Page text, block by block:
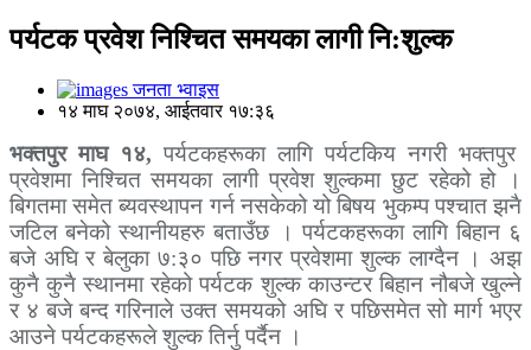
पर्यटक प्रवेश निश्चित समयका लागी नि:शुल्क
जनता भ्वाइस
१४ माघ २०७४, आईतवार १७:३६
भक्तपुर माघ १४, पर्यटकहरूका लागि पर्यटकिय नगरी भक्तपुर
प्रवेशमा निश्चित समयका लागी प्रवेश शुल्कमा छुट रहेको हो ।
बिगतमा समेत ब्यवस्थापन गर्न नसकेको यो बिषय भुकम्प पश्चात झनै
जटिल बनेको स्थानीयहरु बताउँछ । पर्यटकहरूका लागि बिहान ६
बजे अघि र बेलुका ७:३० पछि नगर प्रवेशमा शुल्क लाग्दैन । अझ
कुनै कुनै स्थानमा रहेको पर्यटक शुल्क काउन्टर बिहान नौबजे खुल्ने
र ४ बजे बन्द गरिनाले उक्त समयको अघि र पछिसमेत सो मार्ग भएर
आउने पर्यटकहरूले शुल्क तिर्नु पर्दैन ।